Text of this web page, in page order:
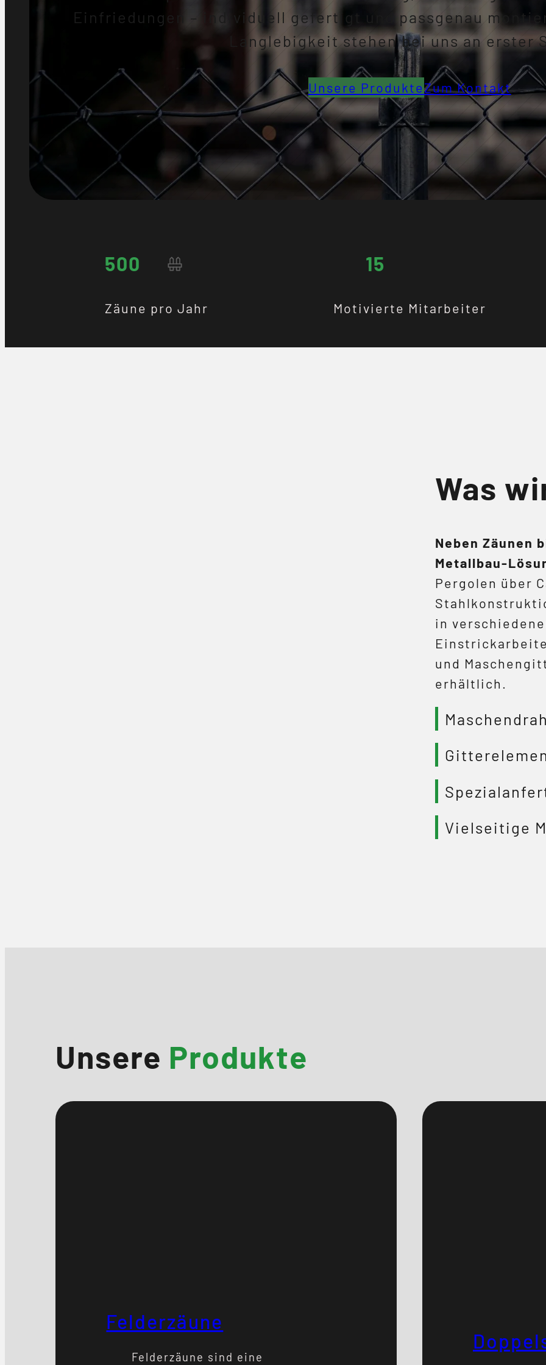
Einfriedungen – individuell gefertigt und passgenau
Langlebigkeit stehen bei uns an erster
Unsere ProdukteZum Kontakt
500
Zäune pro Jahr
15
Motivierte Mitarbeiter
Was
Neben Zäunen
Metallbau-
Pergolen über
in
und
erhältlich.
Vielseitige
Unsere Produkte
Felderzäune
Felderzäune sind eine